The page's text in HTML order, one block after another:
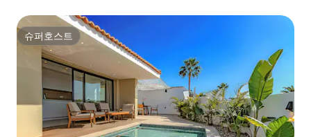
슈퍼호스트
슈퍼호스트